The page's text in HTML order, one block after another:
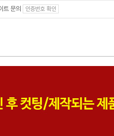
트 문의 인증번호 확인